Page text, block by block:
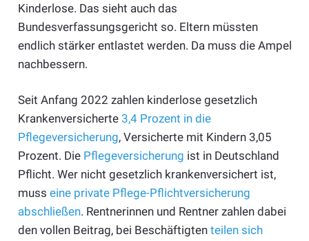
Kinderlose. Das sieht auch das
Bundesverfassungsgericht so. Eltern müssten
endlich stärker entlastet werden. Da muss die Ampel
nachbessern.
Seit Anfang 2022 zahlen kinderlose gesetzlich
Krankenversicherte 3,4 Prozent in die
Pflegeversicherung, Versicherte mit Kindern 3,05
Prozent. Die Pflegeversicherung ist in Deutschland
Pflicht. Wer nicht gesetzlich krankenversichert ist,
muss eine private Pflege-Pflichtversicherung
abschließen. Rentnerinnen und Rentner zahlen dabei
den vollen Beitrag, bei Beschäftigten teilen sich